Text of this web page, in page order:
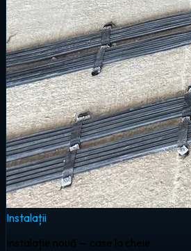
Instalații
Instalație nouă — case la cheie